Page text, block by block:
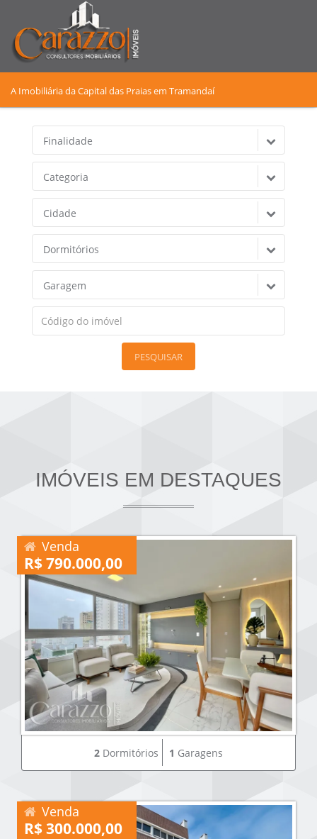
A Imobiliária da Capital das Praias em Tramandaí
Finalidade
Categoria
Cidade
Dormitórios
Garagem
PESQUISAR
IMÓVEIS EM DESTAQUES
Venda
R$ 790.000,00
2 Dormitórios 1 Garagens
Venda
R$ 300.000,00